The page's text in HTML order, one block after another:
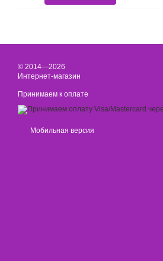
© 2014—2026
Интернет-магазин
Принимаем к оплате
Мобильная версия